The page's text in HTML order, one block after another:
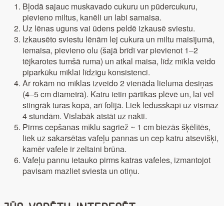
Bļodā sajauc muskavado cukuru un pūdercukuru,
pievieno miltus, kanēli un labi samaisa.
Uz lēnas uguns vai ūdens peldē izkausē sviestu.
Izkausēto sviestu lēnām lej cukura un miltu maisījumā,
iemaisa, pievieno olu (šajā brīdī var pievienot 1–2
tējkarotes tumšā ruma) un atkal maisa, līdz mīkla veido
piparkūku mīklai līdzīgu konsistenci.
Ar rokām no mīklas izveido 2 vienāda lieluma desiņas
(4–5 cm diametrā). Katru ietin pārtikas plēvē un, lai vēl
stingrāk turas kopā, arī folijā. Liek ledusskapī uz vismaz
4 stundām. Vislabāk atstāt uz nakti.
Pirms cepšanas mīklu sagriež ~ 1 cm biezās šķēlītēs,
liek uz sakarsētas vafeļu pannas un cep katru atsevišķi,
kamēr vafele ir zeltaini brūna.
Vafeļu pannu ietauko pirms katras vafeles, izmantojot
pavisam mazliet sviesta un otiņu.